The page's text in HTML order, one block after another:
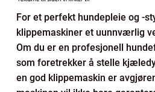
For et perfekt hundepleie og -
klippemaskiner et uunnværlig
Om du er en profesjonell
som foretrekker å stelle
en god klippemaskin er